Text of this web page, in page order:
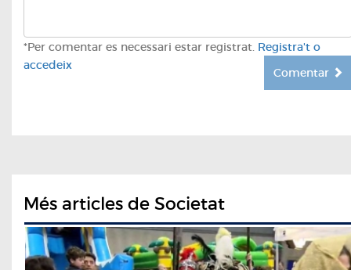
*Per comentar es necessari estar registrat. Registra't o
accedeix
Comentar
Més articles de Societat